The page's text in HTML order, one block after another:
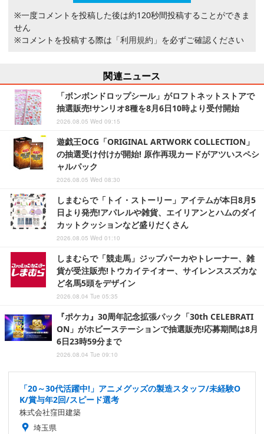
※一度コメントを投稿した後は約120秒間投稿することができま
せん
※コメントを投稿する際は 「利用規約」 を必ずご確認ください
関連ニュース
「ボンボンドロップシール」がロフトネットストアで
抽選販売!サンリオ8種を8月6日10時より受付開始
2026.08.05 Wed 09:15
遊戯王OCG「ORIGINAL ARTWORK COLLECTION」
の抽選受け付けが開始! 原作再現カードがアツいスペシ
ャルパック
2026.08.05 Wed 08:30
しまむらで「トイ・ストーリー」アイテムが本日8月5
日より発売!アパレルや雑貨、エイリアンとハムのダイ
カットクッションなど盛りだくさん
2026.08.05 Wed 01:10
しまむらで「競走馬」ジップパーカやトレーナー、雑
貨が受注販売!トウカイテイオー、サイレンススズカな
ど名馬5頭をデザイン
2026.08.04 Tue 05:35
『ポケカ』30周年記念拡張パック「30th CELEBRATI
ON」がホビーステーションで抽選販売!応募期間は8月
6日23時59分まで
2026.08.04 Tue 09:10
「20～30代活躍中!」アニメグッズの製造スタッフ/未経験O
K/賞与年2回/スピード選考
株式会社窪田建築
埼玉県